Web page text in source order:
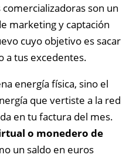
comercializadoras son un
marketing y captación
cuyo objetivo es sacar
a tus excedentes.
energía física, sino el
que vertiste a la red
en tu factura del mes.
o monedero de
un saldo en euros